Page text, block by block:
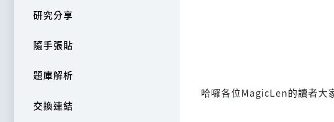
研究分享
隨手張貼
題庫解析
交換連結
哈囉各位MagicLen的讀者大